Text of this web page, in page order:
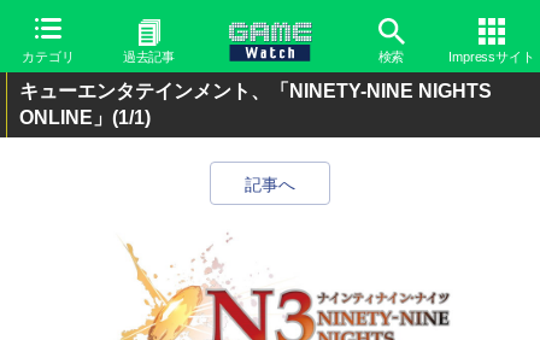
カテゴリ 過去記事 検索 Impressサイト
キューエンタテインメント、「NINETY-NINE NIGHTS
ONLINE」 (1/1)
記事へ